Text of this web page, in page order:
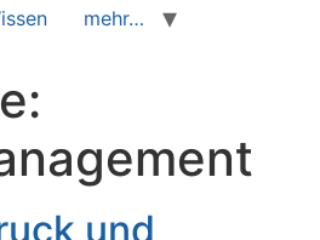
mehr…
und